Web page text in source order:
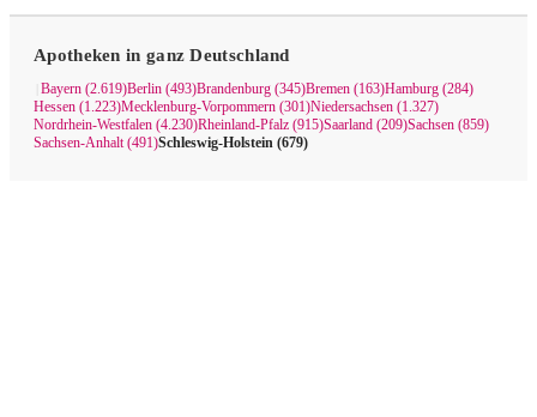
Apotheken in ganz Deutschland
Bayern (2.619)Berlin (493)Brandenburg (345)Bremen (163)Hamburg (284)
Hessen (1.223)Mecklenburg-Vorpommern (301)Niedersachsen (1.327)
Nordrhein-Westfalen (4.230)Rheinland-Pfalz (915)Saarland (209)Sachsen (859)
Sachsen-Anhalt (491)Schleswig-Holstein (679)